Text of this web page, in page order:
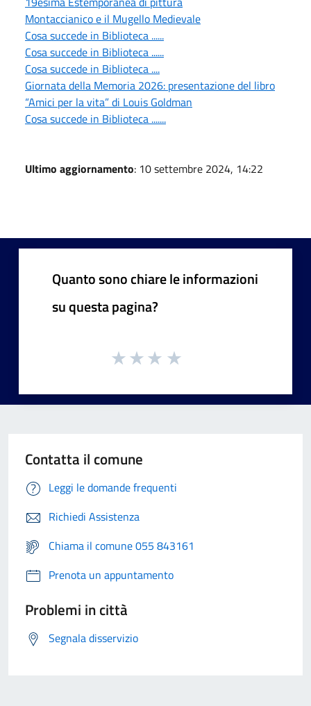
Montaccianico e il Mugello Medievale
Cosa succede in Biblioteca ......
Cosa succede in Biblioteca ......
Cosa succede in Biblioteca ....
Giornata della Memoria 2026: presentazione del libro
“Amici per la vita” di Louis Goldman
Cosa succede in Biblioteca .......
Ultimo aggiornamento: 10 settembre 2024, 14:22
Quanto sono chiare le informazioni
su questa pagina?
Contatta il comune
Leggi le domande frequenti
Richiedi Assistenza
Chiama il comune 055 843161
Prenota un appuntamento
Problemi in città
Segnala disservizio